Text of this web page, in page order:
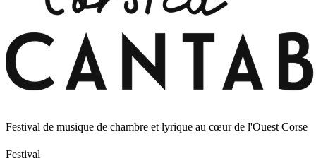
Festival de musique de chambre et lyrique au cœur de l'Ouest Corse
Festival